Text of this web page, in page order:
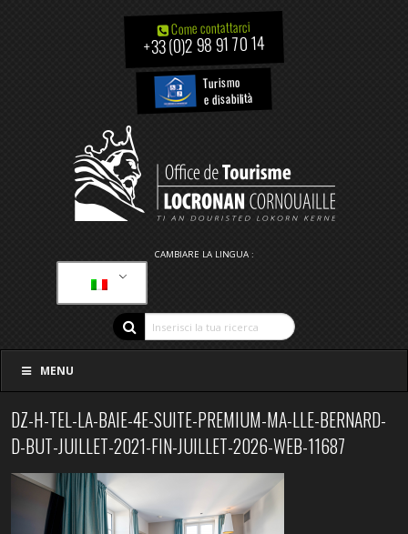
Come contattarci
+33 (0)2 98 91 70 14
Turismo
e disabilità
CAMBIARE LA LINGUA :
MENU
DZ-H-TEL-LA-BAIE-4E-SUITE-PREMIUM-MA-LLE-BERNARD-
D-BUT-JUILLET-2021-FIN-JUILLET-2026-WEB-11687